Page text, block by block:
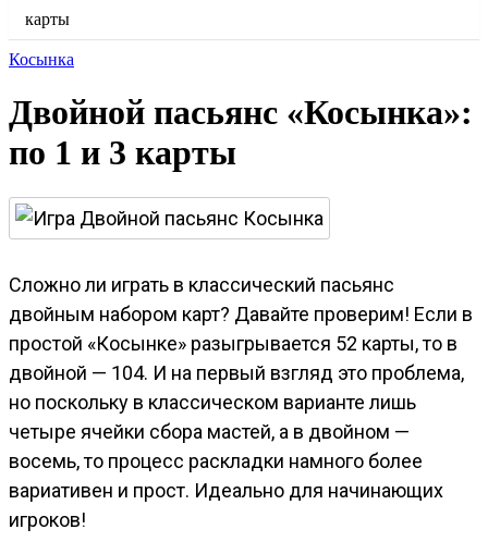
карты
Косынка
Двойной пасьянс «Косынка»:
по 1 и 3 карты
Сложно ли играть в классический пасьянс
двойным набором карт? Давайте проверим! Если в
простой «Косынке» разыгрывается 52 карты, то в
двойной — 104. И на первый взгляд это проблема,
но поскольку в классическом варианте лишь
четыре ячейки сбора мастей, а в двойном —
восемь, то процесс раскладки намного более
вариативен и прост. Идеально для начинающих
игроков!